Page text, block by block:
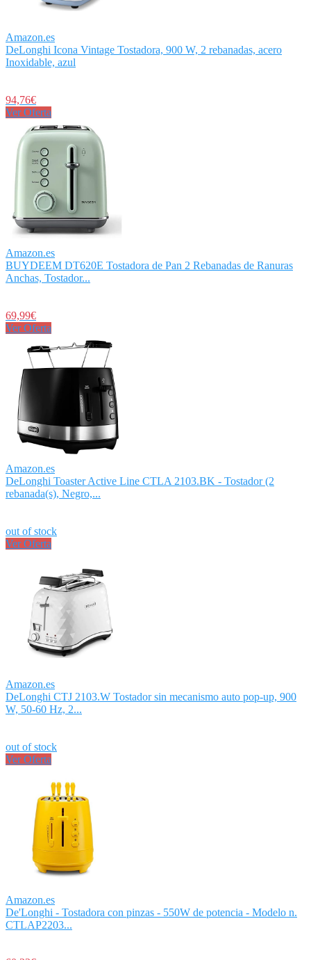
Amazon.es
DeLonghi Icona Vintage Tostadora, 900 W, 2 rebanadas, acero
Inoxidable, azul
94,76€
Ver Oferta
Amazon.es
BUYDEEM DT620E Tostadora de Pan 2 Rebanadas de Ranuras
Anchas, Tostador...
69,99€
Ver Oferta
Amazon.es
DeLonghi Toaster Active Line CTLA 2103.BK - Tostador (2
rebanada(s), Negro,...
out of stock
Ver Oferta
Amazon.es
DeLonghi CTJ 2103.W Tostador sin mecanismo auto pop-up, 900
W, 50-60 Hz, 2...
out of stock
Ver Oferta
Amazon.es
De'Longhi - Tostadora con pinzas - 550W de potencia - Modelo n.
CTLAP2203...